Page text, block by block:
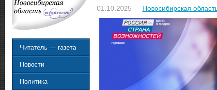
01.10.2025 Новосибирская
Читатель — газета
Новости
Политика